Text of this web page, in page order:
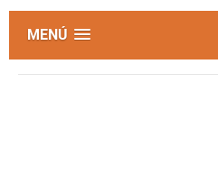
MENÚ